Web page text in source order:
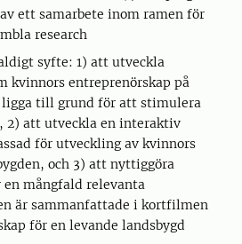
ett samarbete inom ramen för
research
syfte: 1) att utveckla
kvinnors entreprenörskap på
ligga till grund för att stimulera
2) att utveckla en interaktiv
för utveckling av kvinnors
och 3) att nyttiggöra
mångfald relevanta
är sammanfattade i kortfilmen
för en levande landsbygd